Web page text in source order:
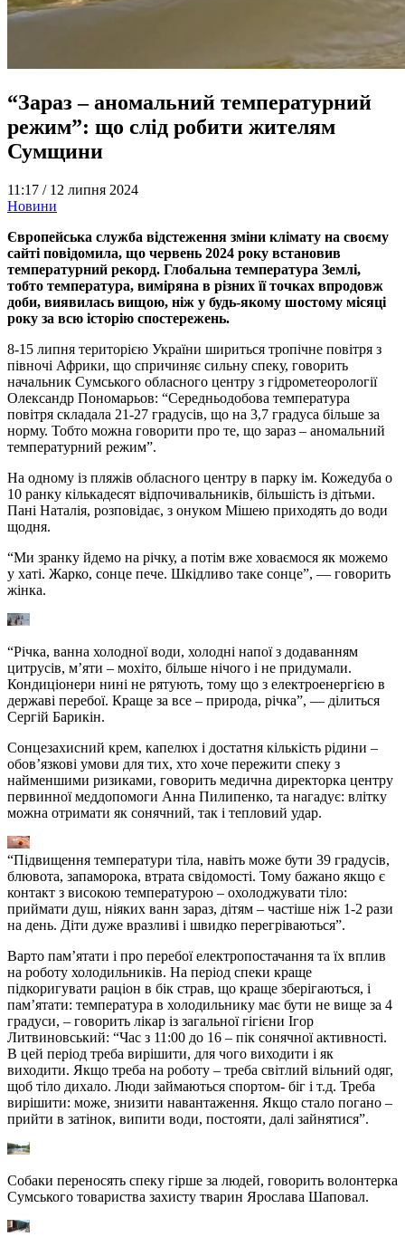
“Зараз – аномальний температурний
режим”: що слід робити жителям
Сумщини
11:17 / 12 липня 2024
Новини
Європейська служба відстеження зміни клімату на своєму
сайті повідомила, що червень 2024 року встановив
температурний рекорд. Глобальна температура Землі,
тобто температура, виміряна в різних її точках впродовж
доби, виявилась вищою, ніж у будь-якому шостому місяці
року за всю історію спостережень.
8-15 липня територією України шириться тропічне повітря з
півночі Африки, що спричиняє сильну спеку, говорить
начальник Сумського обласного центру з гідрометеорології
Олександр Пономарьов: “Середньодобова температура
повітря складала 21-27 градусів, що на 3,7 градуса більше за
норму. Тобто можна говорити про те, що зараз – аномальний
температурний режим”.
На одному із пляжів обласного центру в парку ім. Кожедуба о
10 ранку кількадесят відпочивальників, більшість із дітьми.
Пані Наталія, розповідає, з онуком Мішею приходять до води
щодня.
“Ми зранку йдемо на річку, а потім вже ховаємося як можемо
у хаті. Жарко, сонце пече. Шкідливо таке сонце”, — говорить
жінка.
“Річка, ванна холодної води, холодні напої з додаванням
цитрусів, м’яти – мохіто, більше нічого і не придумали.
Кондиціонери нині не рятують, тому що з електроенергією в
державі перебої. Краще за все – природа, річка”, — ділиться
Сергій Барикін.
Сонцезахисний крем, капелюх і достатня кількість рідини –
обов’язкові умови для тих, хто хоче пережити спеку з
найменшими ризиками, говорить медична директорка центру
первинної меддопомоги Анна Пилипенко, та нагадує: влітку
можна отримати як сонячний, так і тепловий удар.
“Підвищення температури тіла, навіть може бути 39 градусів,
блювота, запаморока, втрата свідомості. Тому бажано якщо є
контакт з високою температурою – охолоджувати тіло:
приймати душ, ніяких ванн зараз, дітям – частіше ніж 1-2 рази
на день. Діти дуже вразливі і швидко перегріваються”.
Варто пам’ятати і про перебої електропостачання та їх вплив
на роботу холодильників. На період спеки краще
підкоригувати раціон в бік страв, що краще зберігаються, і
пам’ятати: температура в холодильнику має бути не вище за 4
градуси, – говорить лікар із загальної гігієни Ігор
Литвиновський: “Час з 11:00 до 16 – пік сонячної активності.
В цей період треба вирішити, для чого виходити і як
виходити. Якщо треба на роботу – треба світлий вільний одяг,
щоб тіло дихало. Люди займаються спортом- біг і т.д. Треба
вирішити: може, знизити навантаження. Якщо стало погано –
прийти в затінок, випити води, постояти, далі зайнятися”.
Собаки переносять спеку гірше за людей, говорить волонтерка
Сумського товариства захисту тварин Ярослава Шаповал.